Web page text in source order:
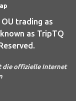
trading as
as TripTQ
die offizielle Internet